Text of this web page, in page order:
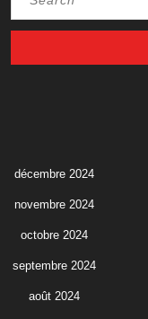
décembre 2024
novembre 2024
octobre 2024
septembre 2024
août 2024